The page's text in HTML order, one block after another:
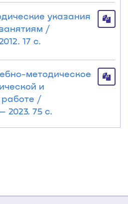
указания
/
17 с.
методическое
и
работе /
2023. 75 с.